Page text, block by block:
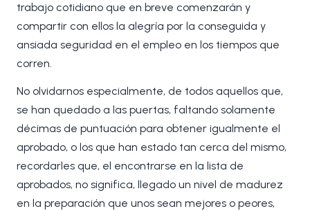
trabajo cotidiano que en breve comenzarán y
compartir con ellos la alegría por la conseguida y
ansiada seguridad en el empleo en los tiempos que
corren.
No olvidarnos especialmente, de todos aquellos que,
se han quedado a las puertas, faltando solamente
décimas de puntuación para obtener igualmente el
aprobado, o los que han estado tan cerca del mismo,
recordarles que, el encontrarse en la lista de
aprobados, no significa, llegado un nivel de madurez
en la preparación que unos sean mejores o peores,